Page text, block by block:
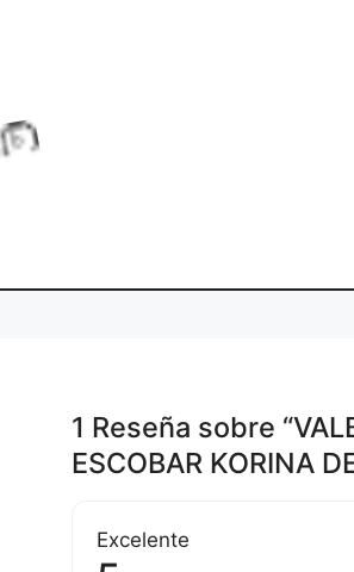
L
o
d
i
g
.
1 Reseña sobre
ESCOBAR KORINA
Excelente